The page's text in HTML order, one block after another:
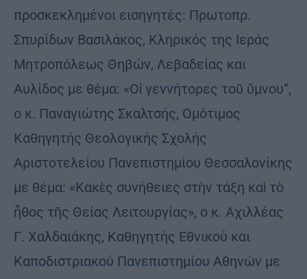
προσκεκλημένοι εισηγητές: Πρωτοπρ.
Σπυρίδων Βασιλάκος, Κληρικός της Ιεράς
Μητροπόλεως Θηβών, Λεβαδείας και
Αυλίδος με θέμα: «Οἱ γεννήτορες τοῦ ὕμνου”,
ο κ. Παναγιώτης Σκαλτσής, Ομότιμος
Καθηγητής Θεολογικής Σχολής
Αριστοτελείου Πανεπιστημίου Θεσσαλονίκης
με θέμα: «Κακὲς συνήθειες στὴν τάξη καὶ τὸ
ἦθος τῆς Θείας Λειτουργίας», ο κ. Αχιλλέας
Γ. Χαλδαιάκης, Καθηγητής Εθνικού και
Καποδιστριακού Πανεπιστημίου Αθηνών με